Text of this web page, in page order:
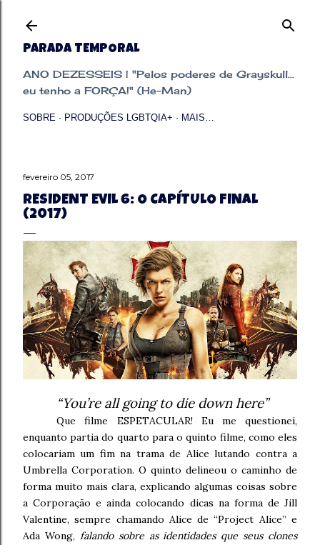
PARADA TEMPORAL
ANO DEZESSEIS | "Pelos poderes de Grayskull...
eu tenho a FORÇA!" (He-Man)
SOBRE PRODUÇÕES LGBTQIA+ MAIS…
fevereiro 05, 2017
RESIDENT EVIL 6: O CAPÍTULO FINAL
(2017)
“You’re all going to die down here”
Que filme ESPETACULAR! Eu me questionei,
enquanto partia do quarto para o quinto filme, como eles
colocariam um fim na trama de Alice lutando contra a
Umbrella Corporation. O quinto delineou o caminho de
forma muito mais clara, explicando algumas coisas sobre
a Corporação e ainda colocando dicas na forma de Jill
Valentine, sempre chamando Alice de “Project Alice” e
Ada Wong, falando sobre as identidades que seus clones